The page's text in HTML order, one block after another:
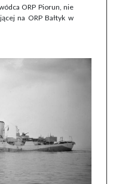
ORP Piorun, nie
na ORP Bałtyk w